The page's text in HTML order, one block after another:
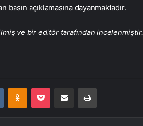
açıklamasına dayanmaktadır.
ve bir editör tarafından incelenmiştir.
VKontakteOdnoklassniki
Pocket E-Posta ile paylaş Yazdır